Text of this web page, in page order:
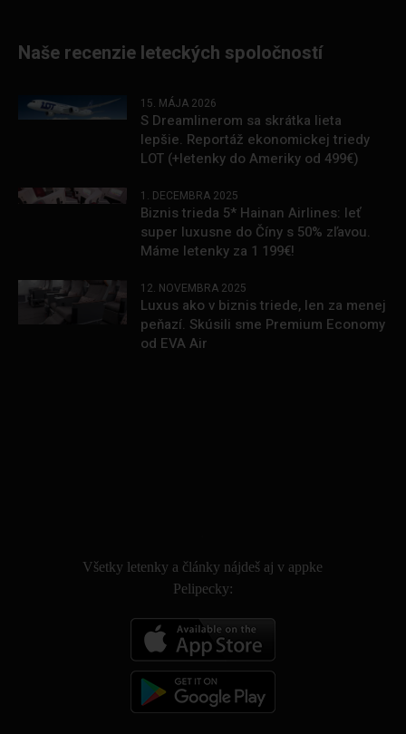
Naše recenzie leteckých spoločností
15. MÁJA 2026
S Dreamlinerom sa skrátka lieta
lepšie. Reportáž ekonomickej triedy
LOT (+letenky do Ameriky od 499€)
1. DECEMBRA 2025
Biznis trieda 5* Hainan Airlines: leť
super luxusne do Číny s 50% zľavou.
Máme letenky za 1 199€!
12. NOVEMBRA 2025
Luxus ako v biznis triede, len za menej
peňazí. Skúsili sme Premium Economy
od EVA Air
Všetky letenky a články nájdeš aj v appke
Pelipecky: